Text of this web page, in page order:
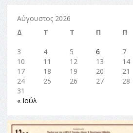
Αύγουστος 2026
Δ
Τ Τ Π Π
3
4 5 6 7
10
11 12 13 14
17
18 19 20 21
24
25 26 27 28
31
« Ιούλ